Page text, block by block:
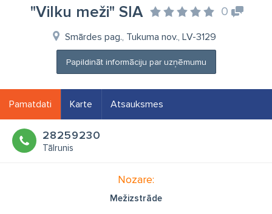
"Vilku meži" SIA 0
Smārdes pag., Tukuma nov., LV-3129
Papildināt informāciju par uzņēmumu
Pamatdati Karte Atsauksmes
28259230
Tālrunis
Nozare:
Mežizstrāde